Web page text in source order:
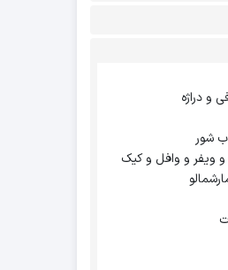
و دراژه
شور
ویفر و وافل و کیک